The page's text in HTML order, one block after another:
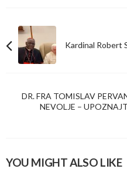
Kardinal Robert
DR. FRA TOMISLAV
NEVOLJE –
YOU MIGHT ALSO LIKE